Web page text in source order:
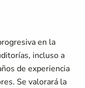
en la
incluso a
de experiencia
Se valorará la